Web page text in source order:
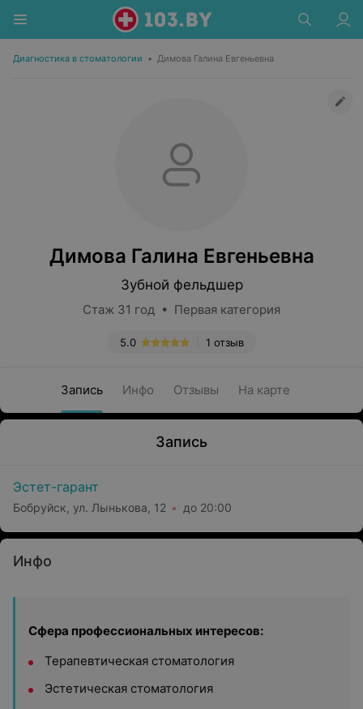
Диагностика в стоматологии • Димова Галина Евгеньевна
Димова Галина Евгеньевна
Зубной фельдшер
Стаж 31 год • Первая категория
1 отзыв
5.0
Запись Инфо Отзывы На карте
Запись
Эстет-гарант
Бобруйск, ул. Лынькова, 12 до 20:00
Инфо
Сфера профессиональных интересов:
Терапевтическая стоматология
Эстетическая стоматология